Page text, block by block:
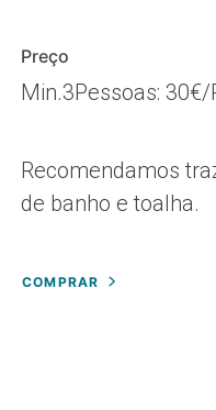
Preço
Min.3Pessoas: 30€/
Recomendamos
de banho e toalha.
COMPRAR